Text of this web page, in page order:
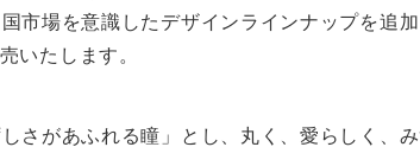
場を意識したデザインラインナップを追加
いたします。
さがあふれる瞳」とし、丸く、愛らしく、み